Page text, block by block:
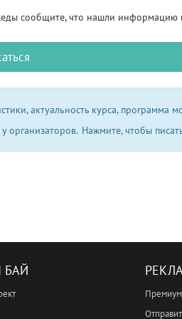
сообщите, что нашли информацию
актуальность курса,
организаторов. Нажмите, чтобы
БАЙ